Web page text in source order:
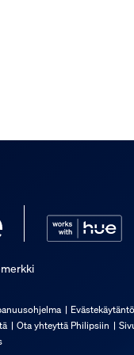
Evästekäytäntö
Ota yhteyttä Philipsiin